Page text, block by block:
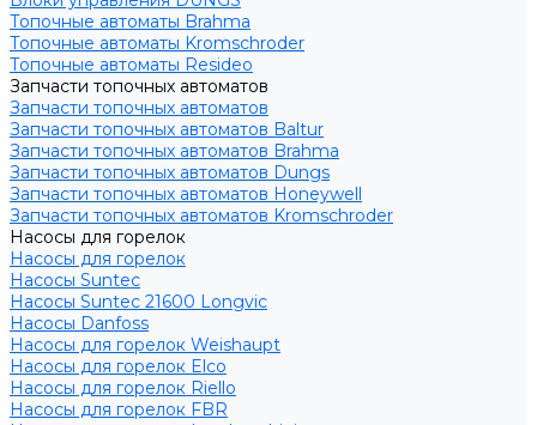
Топочные автоматы Brahma
Топочные автоматы Kromschroder
Топочные автоматы Resideo
Запчасти топочных автоматов
Запчасти топочных автоматов
Запчасти топочных автоматов Baltur
Запчасти топочных автоматов Brahma
Запчасти топочных автоматов Dungs
Запчасти топочных автоматов Honeywell
Запчасти топочных автоматов Kromschroder
Насосы для горелок
Насосы для горелок
Насосы Suntec
Насосы Suntec 21600 Longvic
Насосы Danfoss
Насосы для горелок Weishaupt
Насосы для горелок Elco
Насосы для горелок Riello
Насосы для горелок FBR